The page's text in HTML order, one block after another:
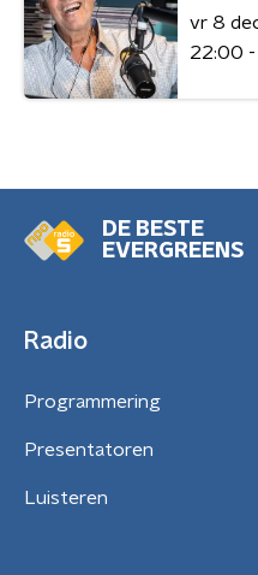
vr 8
22:00
DE BESTE
EVERGREENS
Radio
Programmering
Presentatoren
Luisteren